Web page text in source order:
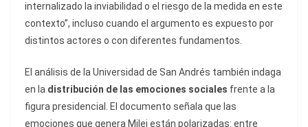
internalizado la inviabilidad o el riesgo de la medida en este
contexto”, incluso cuando el argumento es expuesto por
distintos actores o con diferentes fundamentos.
El análisis de la Universidad de San Andrés también indaga
en la distribución de las emociones sociales frente a la
figura presidencial. El documento señala que las
emociones que genera Milei están polarizadas: entre